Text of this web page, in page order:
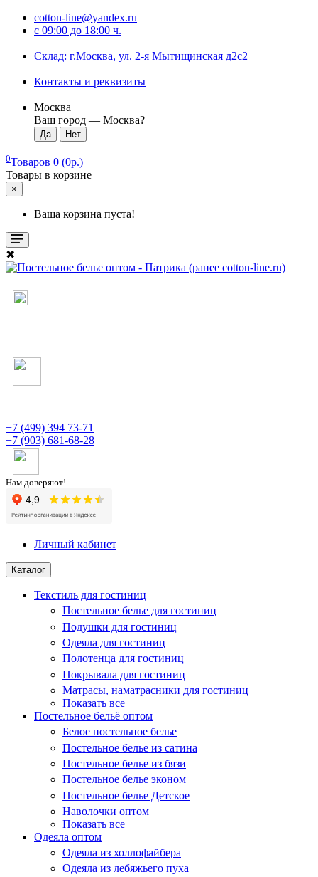
cotton-line@yandex.ru
с 09:00 до 18:00 ч.
|
Склад: г.Москва, ул. 2-я Мытищинская д2с2
|
Контакты и реквизиты
|
Москва
Ваш город — Москва?
0Товаров 0 (0р.)
Товары в корзине
×
Ваша корзина пуста!
✖
+7 (499) 394 73-71
+7 (903) 681-68-28
Нам доверяют!
Личный кабинет
Каталог
Текстиль для гостиниц
Постельное белье для гостиниц
Подушки для гостиниц
Одеяла для гостиниц
Полотенца для гостиниц
Покрывала для гостиниц
Матрасы, наматрасники для гостиниц
Показать все
Постельное бельё оптом
Белое постельное белье
Постельное белье из сатина
Постельное белье из бязи
Постельное белье эконом
Постельное белье Детское
Наволочки оптом
Показать все
Одеяла оптом
Одеяла из холлофайбера
Одеяла из лебяжьего пуха